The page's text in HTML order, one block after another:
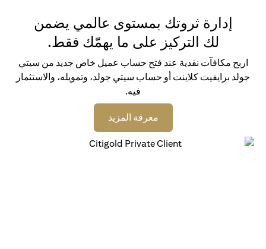
إدارة ثروتك بمستوى عالمي يضمن
لك التركيز على ما يهمّك فقط.
اربح مكافآت نقدية عند فتح حساب عميل خاص جديد من سيتي
جولد برايفيت كلاينت أو حساب سيتي جولد، وتمويله، والاستثمار
فيه.
معرفة المزيد